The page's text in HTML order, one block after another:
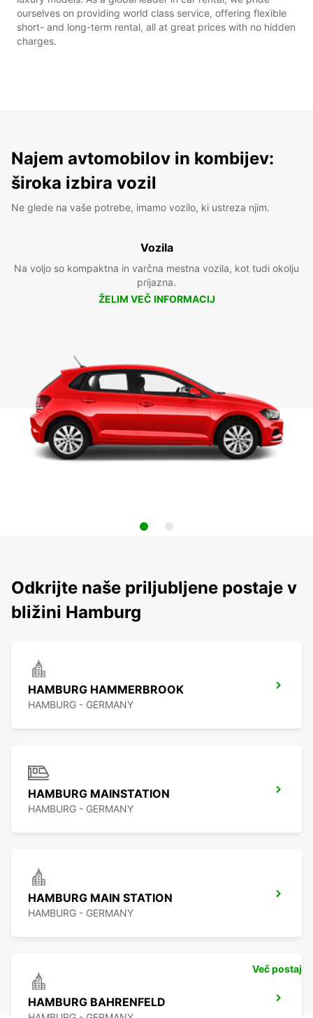
ourselves on providing world class service, offering flexible
short- and long-term rental, all at great prices with no hidden
charges.
Najem avtomobilov in kombijev:
široka izbira vozil
Ne glede na vaše potrebe, imamo vozilo, ki ustreza njim.
Vozila
Na voljo so kompaktna in varčna mestna vozila, kot tudi okolju
prijazna.
ŽELIM VEČ INFORMACIJ
Odkrijte naše priljubljene postaje v
bližini Hamburg
HAMBURG HAMMERBROOK
HAMBURG - GERMANY
HAMBURG MAINSTATION
HAMBURG - GERMANY
HAMBURG MAIN STATION
HAMBURG - GERMANY
HAMBURG BAHRENFELD
Več postaj